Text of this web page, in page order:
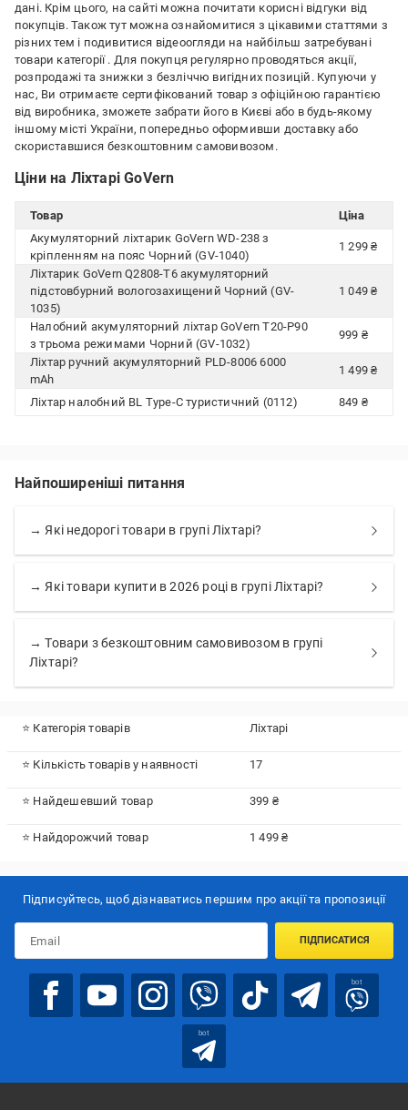
дані. Крім цього, на сайті можна почитати корисні відгуки від
покупців. Також тут можна ознайомитися з цікавими статтями з
різних тем і подивитися відеоогляди на найбільш затребувані
товари категорії . Для покупця регулярно проводяться акції,
розпродажі та знижки з безліччю вигідних позицій. Купуючи у
нас, Ви отримаєте сертифікований товар з офіційною гарантією
від виробника, зможете забрати його в Києві або в будь-якому
іншому місті України, попередньо оформивши доставку або
скориставшися безкоштовним самовивозом.
Ціни на Ліхтарі GoVern
Товар
Ціна
Акумуляторний ліхтарик GoVern WD-238 з
кріпленням на пояс Чорний (GV-1040)
1 299 ₴
Ліхтарик GoVern Q2808-T6 акумуляторний
підстовбурний вологозахищений Чорний (GV-
1035)
1 049 ₴
Налобний акумуляторний ліхтар GoVern T20-P90
з трьома режимами Чорний (GV-1032)
999 ₴
Ліхтар ручний акумуляторний PLD-8006 6000
mAh
1 499 ₴
Ліхтар налобний BL Type-C туристичний (0112) 849 ₴
Найпоширеніші питання
→ Які недорогі товари в групі Ліхтарі?
→ Які товари купити в 2026 році в групі Ліхтарі?
→ Товари з безкоштовним самовивозом в групі
Ліхтарі?
⭐ Категорія товарів Ліхтарі
⭐ Кількість товарів у наявності 17
⭐ Найдешевший товар 399 ₴
⭐ Найдорожчий товар 1 499 ₴
Підписуйтесь, щоб дізнаватись першим про акції та пропозиції
ПІДПИСАТИСЯ
bot
bot